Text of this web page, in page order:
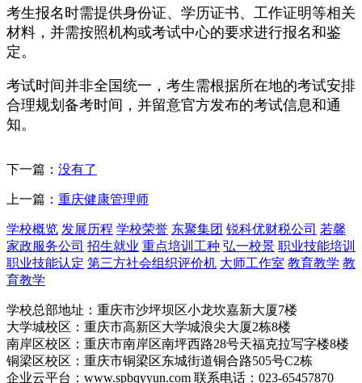
考生报名时需提供身份证、学历证书、工作证明等相关
材料，并需按照机构或考试中心的要求进行报名和鉴
定。
考试时间并非全国统一，考生需根据所在地的考试安排
合理规划备考时间，并留意官方发布的考试信息和通
知。
下一篇： 没有了
上一篇： 重庆健康管理师
学校概览 发展历程 学校荣誉 东聚集团 锐科优财税公司 若馨
家政服务公司 招生就业 重点培训工种 弘一校景 职业技能培训
职业技能认定 第三方社会组织评价机 大师工作室 教育教学 教
育教学
学校总部地址：重庆市沙坪坝区小龙坎嘉新大厦7楼
大学城校区：重庆市高新区大学城浪尖大厦2栋8楼
南岸区校区：重庆市南岸区南坪西路28号天福克拉写字楼8楼
铜梁区校区：重庆市铜梁区东城街道铜合路505号C2栋
企业云平台：www.spbqyyun.com 联系电话：023-65457870